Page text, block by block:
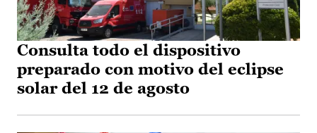
Consulta todo el dispositivo
preparado con motivo del eclipse
solar del 12 de agosto